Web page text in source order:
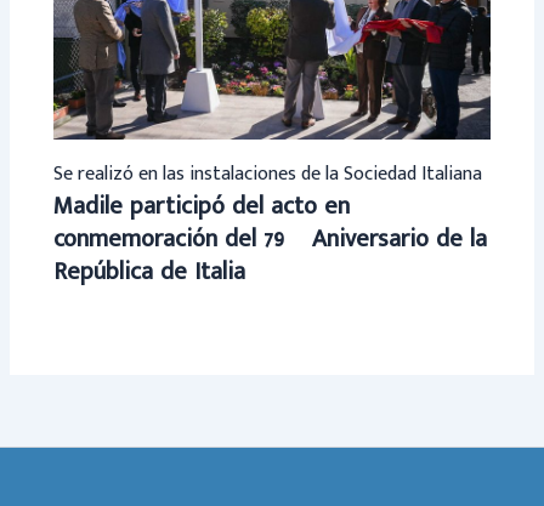
Se realizó en las instalaciones de la Sociedad Italiana
Madile participó del acto en
conmemoración del 79º Aniversario de la
República de Italia